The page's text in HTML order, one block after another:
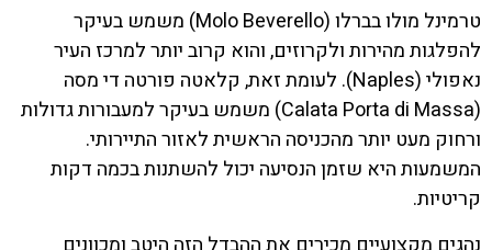
טרמינל מולו בברלו (Molo Beverello) משמש בעיקר
להפלגות מהירות ולקרוזים, והוא קרוב יותר למרכז העיר
נאפולי (Naples). לעומת זאת, קלאטה פורטה די מסה
(Calata Porta di Massa) משמש בעיקר למעבורות גדולות
ורחוק מעט יותר מהכניסה הראשית לאזור התיירותי.
המשמעות היא שזמן הנסיעה יכול להשתנות בכמה דקות
קריטיות.